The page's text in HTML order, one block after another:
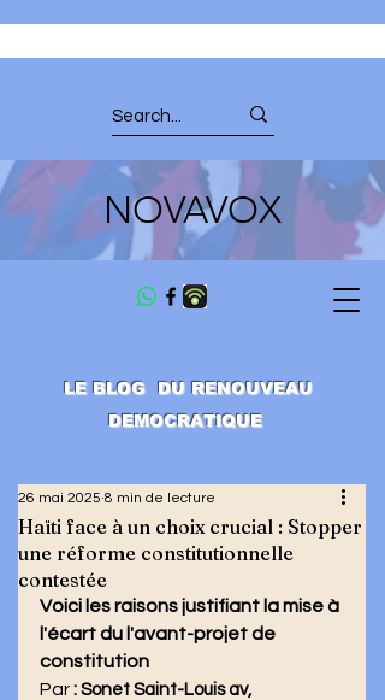
NOVAVOX
LE BLOG DU RENOUVEAU
DEMOCRATIQUE
Haïti face à un choix crucial : Stopper
une réforme constitutionnelle
contestée
26 mai 2025 8 min de lecture
Voici les raisons justifiant la mise à
l'écart du l'avant-projet de
constitution
Par : Sonet Saint-Louis av,